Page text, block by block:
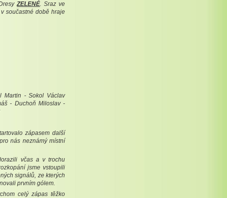
ZELENÉ. Sraz ve
součastné době hraje
Martin - Sokol Václav
- Duchoň Miloslav -
zápasem další
nás neznámý místní
včas a v trochu
jsme vstoupili
signálů, ze kterých
prvním gólem.
celý zápas těžko